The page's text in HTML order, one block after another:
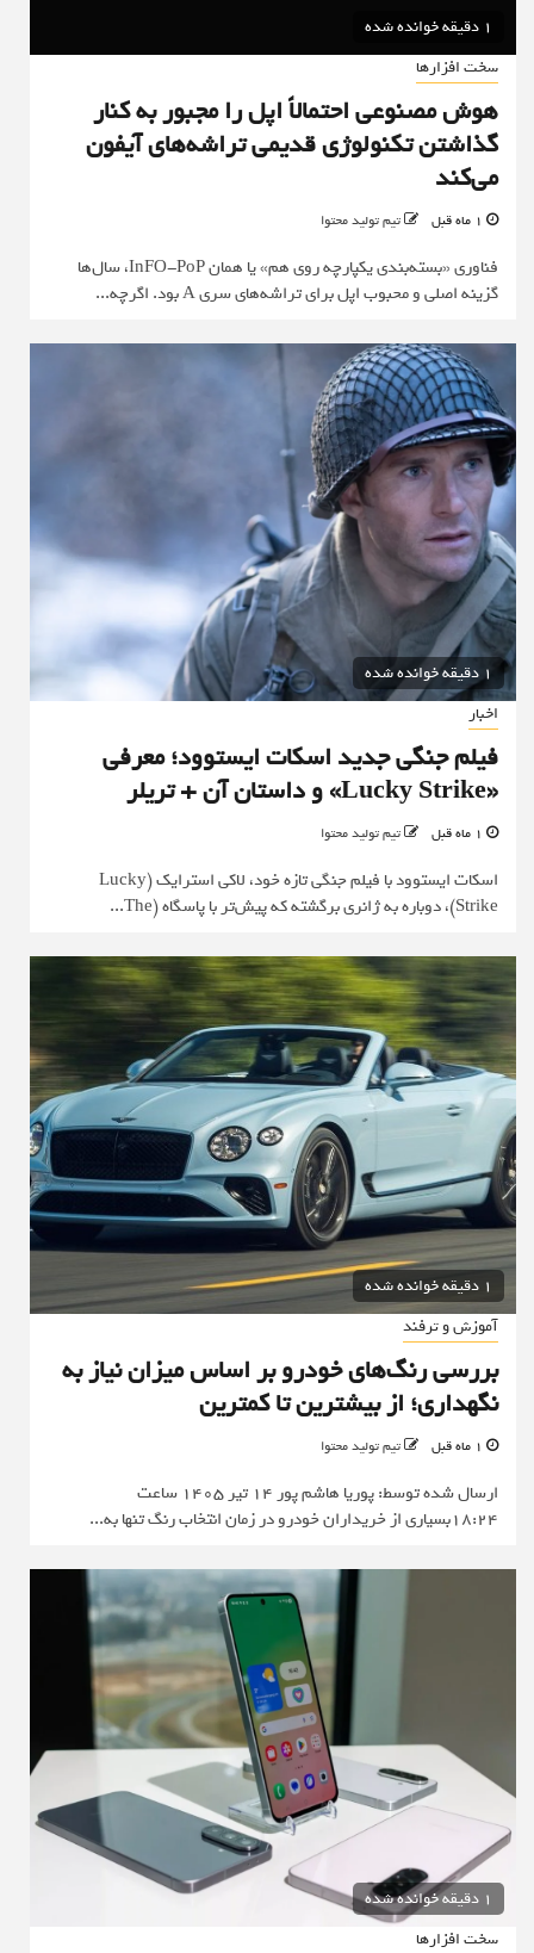
1 دقیقه خوانده شده
سخت افزارها
هوش مصنوعی احتمالاً اپل را مجبور به کنار
گذاشتن تکنولوژی قدیمی تراشه‌های آیفون
می‌کند
تیم تولید محتوا
فناوری «بسته‌بندی یکپارچه روی هم» یا همان InFO-PoP، سال‌ها
گزینه اصلی و محبوب اپل برای تراشه‌های سری A بود. اگرچه...
1 دقیقه خوانده شده
اخبار
فیلم جنگی جدید اسکات ایستوود؛ معرفی
«Lucky Strike» و داستان آن + تریلر
تیم تولید محتوا
اسکات ایستوود با فیلم جنگی تازه خود، لاکی استرایک (Lucky
Strike)، دوباره به ژانری برگشته که پیش‌تر با پاسگاه (The...
1 دقیقه خوانده شده
آموزش و ترفند
بررسی رنگ‌های خودرو بر اساس میزان نیاز به
نگهداری؛ از بیشترین تا کمترین
تیم تولید محتوا
ارسال شده توسط: پوریا هاشم پور 14 تیر 1405 ساعت
18:24بسیاری از خریداران خودرو در زمان انتخاب رنگ تنها به...
1 دقیقه خوانده شده
سخت افزارها